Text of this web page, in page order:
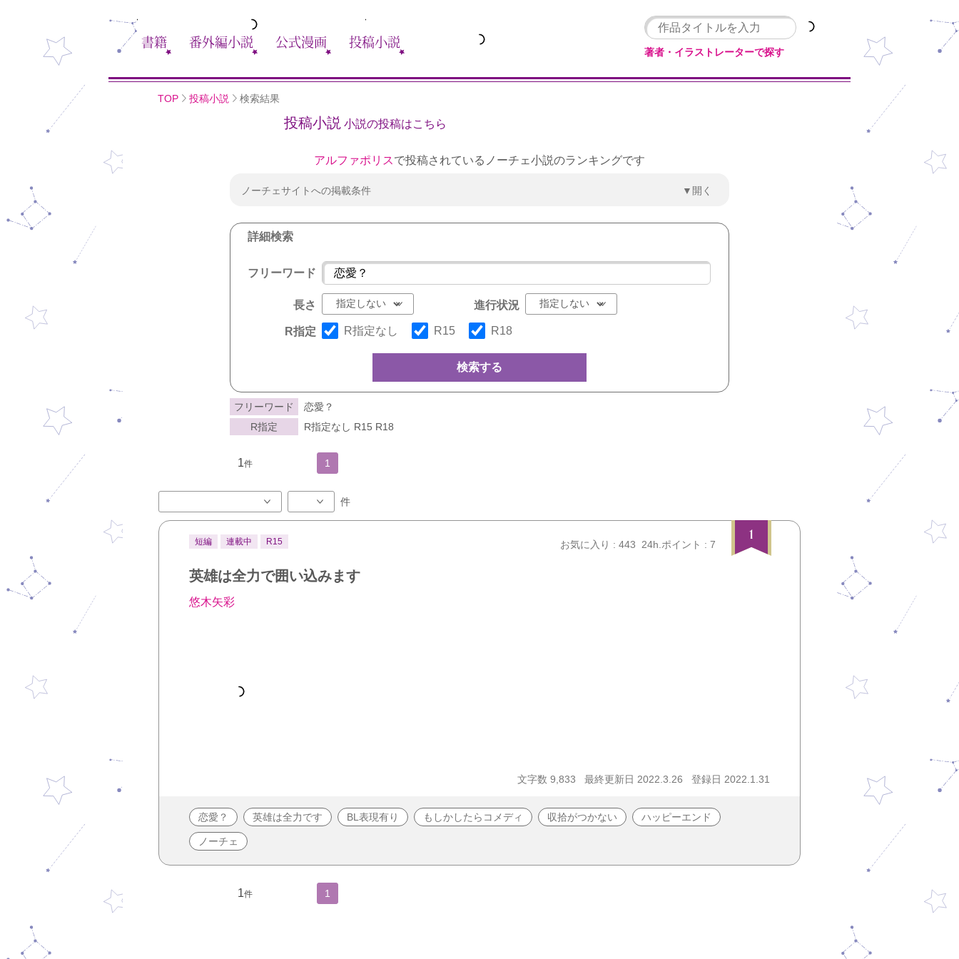
書籍 番外編小説 公式漫画 投稿小説
著者・イラストレーターで探す
TOP 投稿小説 検索結果
投稿小説 小説の投稿はこちら
アルファポリスで投稿されているノーチェ小説のランキングです
ノーチェサイトへの掲載条件 ▼開く
詳細検索
フリーワード
長さ 進行状況
R指定 R指定なし R15 R18
検索する
フリーワード
恋愛？
R指定
R指定なし R15 R18
1件 1
件
1
短編 連載中 R15 お気に入り : 443 24h.ポイント : 7
英雄は全力で囲い込みます
悠木矢彩
文字数 9,833 最終更新日 2022.3.26 登録日 2022.1.31
恋愛？ 英雄は全力です BL表現有り もしかしたらコメディ 収拾がつかない ハッピーエンド
ノーチェ
1件 1